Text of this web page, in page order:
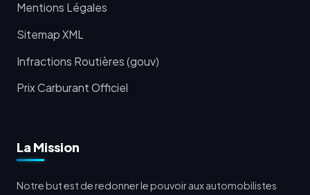
Mentions Légales
Sitemap XML
Infractions Routières (gouv)
Prix Carburant Officiel
La Mission
Notre but est de redonner le pouvoir aux automobilistes